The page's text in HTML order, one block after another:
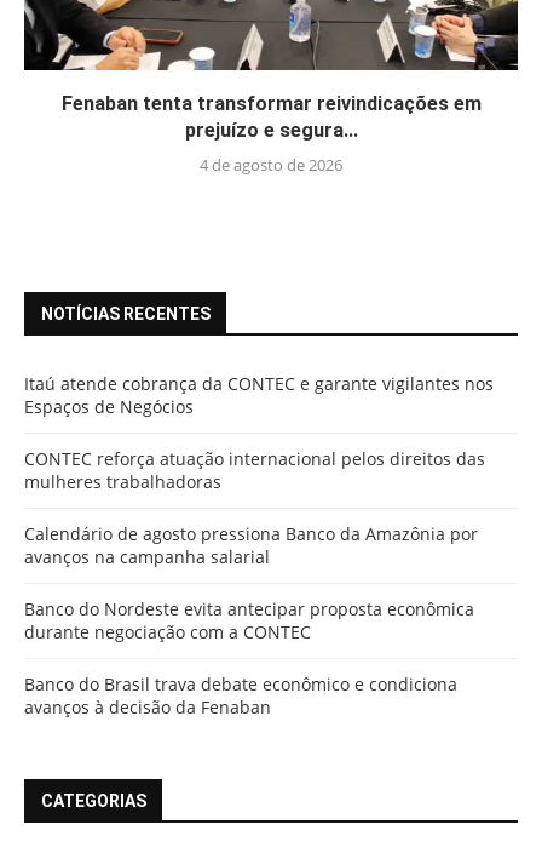
Fenaban tenta transformar reivindicações em
prejuízo e segura...
4 de agosto de 2026
NOTÍCIAS RECENTES
Itaú atende cobrança da CONTEC e garante vigilantes nos
Espaços de Negócios
CONTEC reforça atuação internacional pelos direitos das
mulheres trabalhadoras
Calendário de agosto pressiona Banco da Amazônia por
avanços na campanha salarial
Banco do Nordeste evita antecipar proposta econômica
durante negociação com a CONTEC
Banco do Brasil trava debate econômico e condiciona
avanços à decisão da Fenaban
CATEGORIAS